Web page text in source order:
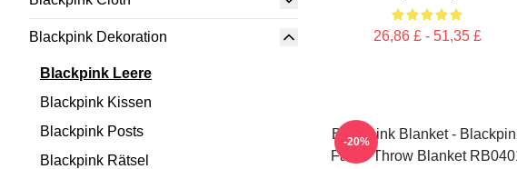
Blackpink Dekoration
Blackpink Leere
Blackpink Kissen
Blackpink Posts
Blackpink Rätsel
26,86 £ - 51,35 £
Blackpink Blanket -
Farbe Throw Blanket
-20%